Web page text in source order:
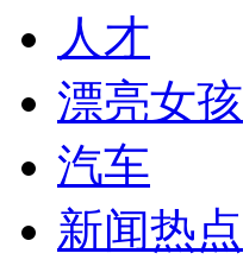
人才
漂亮女孩
汽车
新闻热点